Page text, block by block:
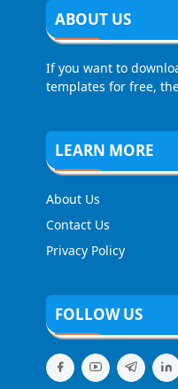
ABOUT US
If you want to
templates for free,
LEARN MORE
About Us
Contact Us
Privacy Policy
FOLLOW US